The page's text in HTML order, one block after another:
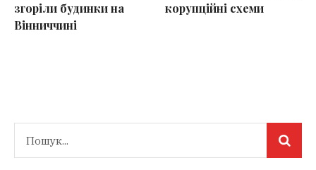
згоріли будинки на
Вінниччині
корупційні схеми